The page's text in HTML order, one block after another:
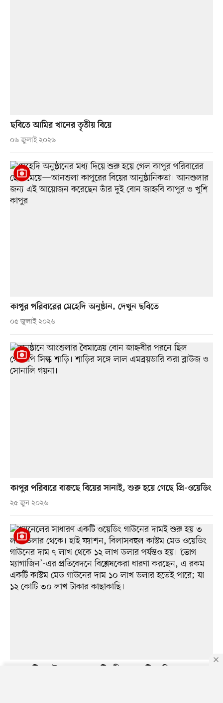
ছবিতে আমির খানের তৃতীয় বিয়ে
০৬ জুলাই ২০২৬
কাপুর পরিবারের মেহেদি অনুষ্ঠান, দেখুন ছবিতে
০৫ জুলাই ২০২৬
কাপুর পরিবারে বাজছে বিয়ের সানাই, শুরু হয়ে গেছে প্রি-ওয়েডিং
২৫ জুন ২০২৬